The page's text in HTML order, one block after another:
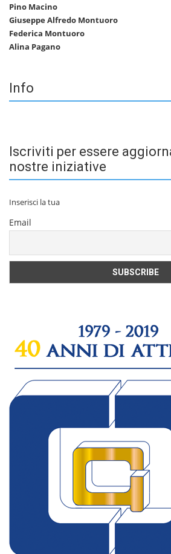
Pino Macino
Giuseppe Alfredo Montuoro
Federica Montuoro
Alina Pagano
Info
Iscriviti per essere
nostre iniziative
Inserisci la tua
Email